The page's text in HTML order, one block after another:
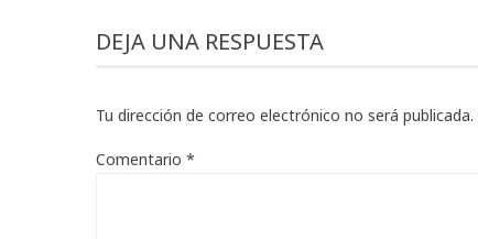
DEJA UNA RESPUESTA
Tu dirección de correo electrónico no será publicada.
Comentario *